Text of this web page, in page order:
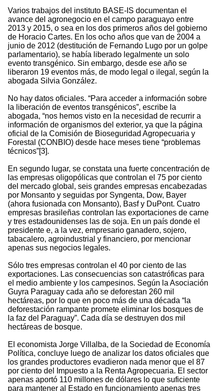
Varios trabajos del instituto BASE-IS documentan el
avance del agronegocio en el campo paraguayo entre
2013 y 2015, o sea en los dos primeros años del gobierno
de Horacio Cartes. En los ocho años que van de 2004 a
junio de 2012 (destitución de Fernando Lugo por un golpe
parlamentario), se había liberado legalmente un solo
evento transgénico. Sin embargo, desde ese año se
liberaron 19 eventos más, de modo legal o ilegal, según la
abogada Silvia González.
No hay datos oficiales. “Para acceder a información sobre
la liberación de eventos transgénicos”, escribe la
abogada, “nos hemos visto en la necesidad de recurrir a
información de organismos del exterior, ya que la página
oficial de la Comisión de Bioseguridad Agropecuaria y
Forestal (CONBIO) desde hace meses tiene “problemas
técnicos”[3].
En segundo lugar, se constata una fuerte concentración de
las empresas oligopólicas que controlan el 75 por ciento
del mercado global, seis grandes empresas encabezadas
por Monsanto y seguidas por Syngenta, Dow, Bayer
(ahora fusionada con Monsanto), Basf y DuPont. Cuatro
empresas brasileñas controlan las exportaciones de carne
y tres estadounidenses las de soja. En un país donde el
presidente e, a la vez, empresario ganadero, sojero,
tabacalero, agroindustrial y financiero, por mencionar
apenas sus negocios legales.
Sólo tres empresas controlan el 40 por ciento de las
exportaciones. Las consecuencias son catastróficas para
el medio ambiente y los campesinos. Según la Asociación
Guyra Paraguay cada año se deforestan 260 mil
hectáreas, por lo que en poco más de una década “la
deforestación rampante promete eliminar los bosques de
la faz del Paraguay”. Cada día se destruyen dos mil
hectáreas de bosque.
El economista Jorge Villalba, de la Sociedad de Economía
Política, concluye luego de analizar los datos oficiales que
los grandes productores evadieron nada menor que el 87
por ciento del Impuesto a la Renta Agropecuaria. El sector
apenas aportó 110 millones de dólares lo que suficiente
para mantener al Estado en funcionamiento apenas tres